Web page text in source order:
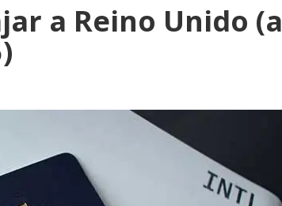
a Reino Unido (a